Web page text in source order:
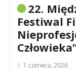
22.
Festiwal
1 czerwca, 2026